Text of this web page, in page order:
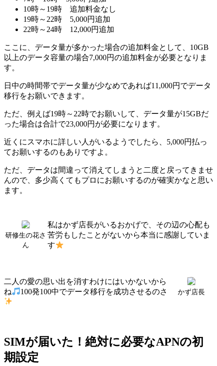
10時～19時 追加料金なし
19時～22時 5,000円追加
22時～24時 12,000円追加
ここに、データ量が多かった場合の追加料金として、10GB
以上のデータ容量の場合7,000円の追加料金が必要となりま
す。
日中の時間帯でデータ量が少なめであれば11,000円でデータ
移行をお願いできます。
ただ、例えば19時～22時でお願いして、データ量が15GBだ
った場合は合計で23,000円が必要になります。
近くにスマホに詳しい人がいるようでしたら、5,000円払っ
てお願いするのもありですよ。
ただ、データは間違って消えてしまうと二度と戻ってきませ
んので、多少高くてもプロにお願いするのが確実かなと思い
ます。
研修生の花さ
ん
私はかず店長がいるおかげで、その辺の心配も
苦労もしたことがないから本当に感謝していま
す
二人の愛の思い出を消すわけにはいかないから
ね
100発100中でデータ移行を成功させるのさ かず店長
SIMが届いた！絶対に必要なAPNの初
期設定